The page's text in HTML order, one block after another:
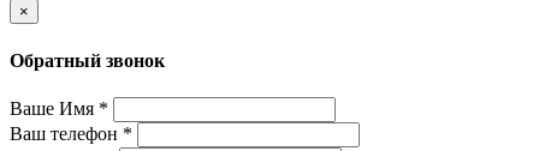
×
Обратный звонок
Ваше Имя *
Ваш телефон *